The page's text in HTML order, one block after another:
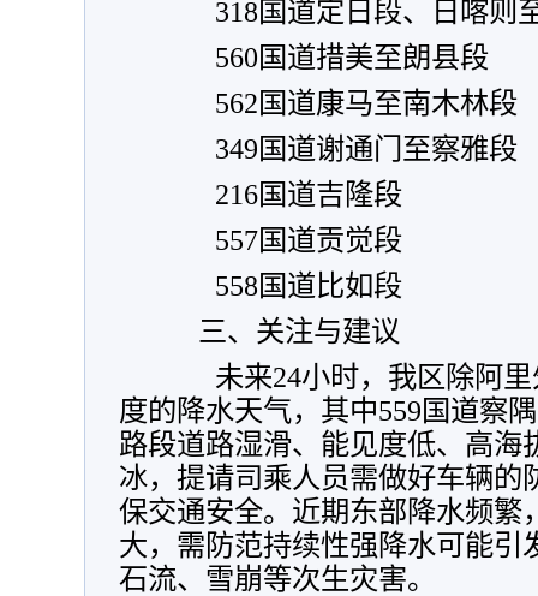
318国道定日段、日喀则
560国道措美至朗县段
562国道康马至南木林段
349国道谢通门至察雅段
216国道吉隆段
557国道贡觉段
558国道比如段
三、关注与建议
未来24小时，我区除阿里
度的降水天气，其中559国道察
路段道路湿滑、能见度低、高海
冰，提请司乘人员需做好车辆的
保交通安全。近期东部降水频繁
大，需防范持续性强降水可能引
石流、雪崩等次生灾害。